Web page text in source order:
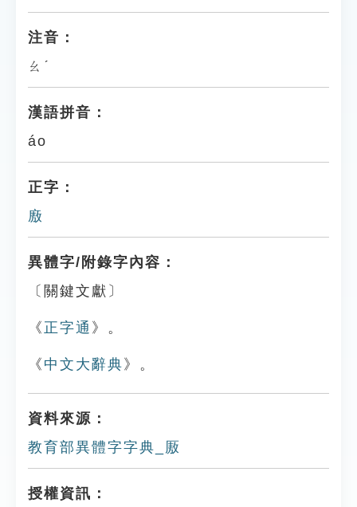
注音：
ㄠˊ
漢語拼音：
áo
正字：
廒
異體字/附錄字內容：
〔關鍵文獻〕
《 正字通 》。
《 中文大辭典 》。
資料來源：
教育部異體字字典_厫
授權資訊：